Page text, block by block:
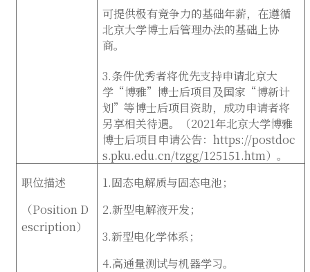
可提供极有竞争力的基础年薪，在遵循
北京大学博士后管理办法的基础上协
商。
3.条件优秀者将优先支持申请北京大
学“博雅”博士后项目及国家“博新计
划”等博士后项目资助，成功申请者将
另享相关待遇。（2021年北京大学博雅
博士后项目申请公告：https://postdoc
s.pku.edu.cn/tzgg/125151.htm）。
职位描述
（Position D
escription）
1.固态电解质与固态电池；
2.新型电解液开发；
3.新型电化学体系；
4.高通量测试与机器学习。